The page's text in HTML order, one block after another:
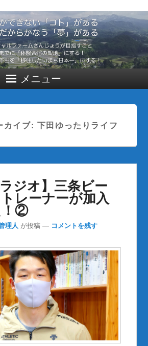
メニュー
カイブ: 下田ゆったりライフ
ラジオ】三条ビー
レーナーが加入
！②
理人 が投稿 — コメントを残す